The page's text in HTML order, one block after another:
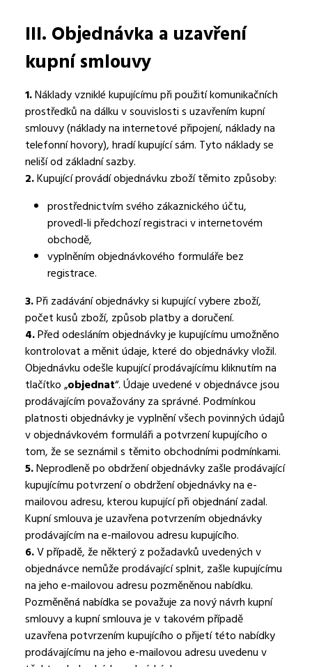
III. Objednávka a uzavření
kupní smlouvy
1.Náklady vzniklé kupujícímu při použití komunikačních
prostředků na dálku v souvislosti s uzavřením kupní
smlouvy (náklady na internetové připojení, náklady na
telefonní hovory), hradí kupující sám. Tyto náklady se
neliší od základní sazby.
2.Kupující provádí objednávku zboží těmito způsoby:
prostřednictvím svého zákaznického účtu,
provedl-li předchozí registraci v internetovém
obchodě,
vyplněním objednávkového formuláře bez
registrace.
3.Při zadávání objednávky si kupující vybere zboží,
počet kusů zboží, způsob platby a doručení.
4.Před odesláním objednávky je kupujícímu umožněno
kontrolovat a měnit údaje, které do objednávky vložil.
Objednávku odešle kupující prodávajícímu kliknutím na
tlačítko „objednat“. Údaje uvedené v objednávce jsou
prodávajícím považovány za správné. Podmínkou
platnosti objednávky je vyplnění všech povinných údajů
v objednávkovém formuláři a potvrzení kupujícího o
tom, že se seznámil s těmito obchodními podmínkami.
5.Neprodleně po obdržení objednávky zašle prodávající
kupujícímu potvrzení o obdržení objednávky na e-
mailovou adresu, kterou kupující při objednání zadal.
Kupní smlouva je uzavřena potvrzením objednávky
prodávajícím na e-mailovou adresu kupujícího.
6.V případě, že některý z požadavků uvedených v
objednávce nemůže prodávající splnit, zašle kupujícímu
na jeho e-mailovou adresu pozměněnou nabídku.
Pozměněná nabídka se považuje za nový návrh kupní
smlouvy a kupní smlouva je v takovém případě
uzavřena potvrzením kupujícího o přijetí této nabídky
prodávajícímu na jeho e-mailovou adresu uvedenu v